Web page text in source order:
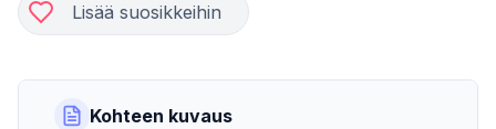
Lisää suosikkeihin
Kohteen kuvaus